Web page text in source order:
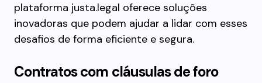
plataforma justa.legal oferece soluções
inovadoras que podem ajudar a lidar com esses
desafios de forma eficiente e segura.
Contratos com cláusulas de foro